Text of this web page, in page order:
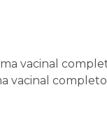
vacinal
vacinal